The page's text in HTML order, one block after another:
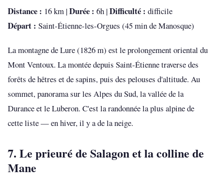
Distance : 16 km |Durée : 6h |Difficulté : difficile
Départ : Saint-Étienne-les-Orgues (45 min de Manosque)
La montagne de Lure (1826 m) est le prolongement oriental du
Mont Ventoux. La montée depuis Saint-Étienne traverse des
forêts de hêtres et de sapins, puis des pelouses d'altitude. Au
sommet, panorama sur les Alpes du Sud, la vallée de la
Durance et le Luberon. C'est la randonnée la plus alpine de
cette liste — en hiver, il y a de la neige.
7. Le prieuré de Salagon et la colline de
Mane